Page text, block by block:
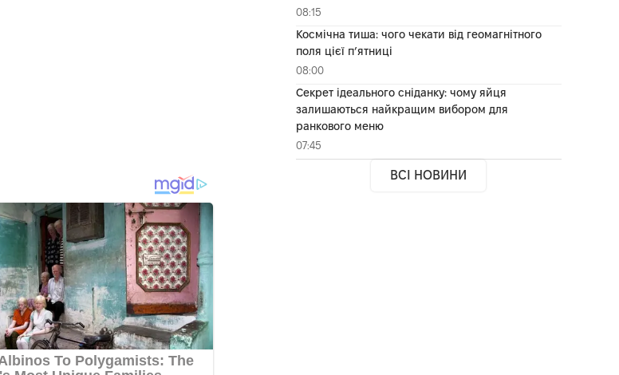
08:15
Космічна тиша: чого чекати від геомагнітного
поля цієї п’ятниці
08:00
Секрет ідеального сніданку: чому яйця
залишаються найкращим вибором для
ранкового меню
07:45
ВСІ НОВИНИ